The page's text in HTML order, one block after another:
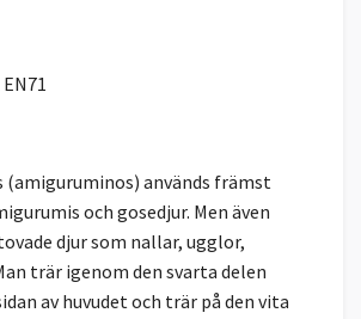
(amiguruminos) används främst
och gosedjur. Men även
djur som nallar, ugglor,
trär igenom den svarta delen
av huvudet och trär på den vita